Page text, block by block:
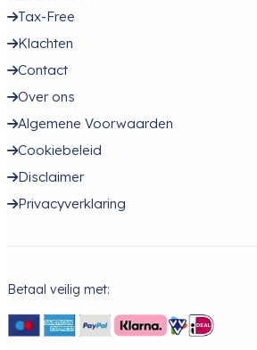
Tax-Free
Klachten
Contact
Over ons
Algemene Voorwaarden
Cookiebeleid
Disclaimer
Privacyverklaring
Betaal veilig met: